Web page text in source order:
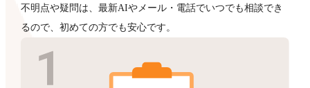
不明点や疑問は、最新AIやメール・電話でいつでも相談でき
るので、初めての方でも安心です。